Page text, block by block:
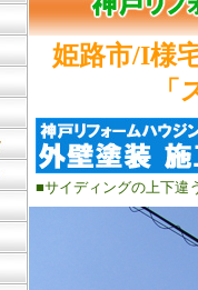
姫路市/I様
■サイディングの上下違